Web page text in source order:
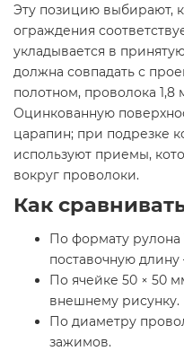
Эту позицию выбирают,
ограждения
укладывается в
должна совпадать с
полотном, проволока
Оцинкованную
царапин; при подрезке
используют приемы,
вокруг проволоки.
Как
По формату рулона
поставочную длину
По ячейке 50 × 50
внешнему рисунку.
По диаметру
зажимов.